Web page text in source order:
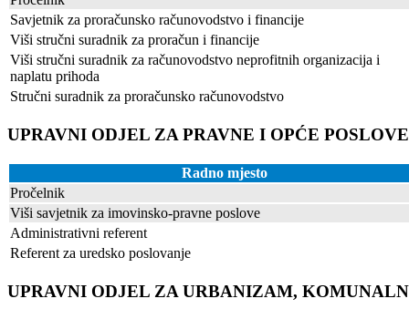
Savjetnik za proračunsko računovodstvo i financije
Viši stručni suradnik za proračun i financije
Viši stručni suradnik za računovodstvo neprofitnih organizacija i
naplatu prihoda
Stručni suradnik za proračunsko računovodstvo
UPRAVNI ODJEL ZA PRAVNE I OPĆE POSLOVE
Radno mjesto
Pročelnik
Viši savjetnik za imovinsko-pravne poslove
Administrativni referent
Referent za uredsko poslovanje
UPRAVNI ODJEL ZA URBANIZAM,